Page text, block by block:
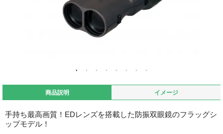
商品説明 イメージ
手持ち最高画質！EDレンズを搭載した防振双眼鏡のフラッグシ
ップモデル！